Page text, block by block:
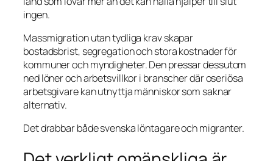
ingen.
Massmigration utan tydliga krav skapar
bostadsbrist, segregation och stora kostnader för
kommuner och myndigheter. Den pressar dessutom
ned löner och arbetsvillkor i branscher där oseriösa
arbetsgivare kan utnyttja människor som saknar
alternativ.
Det drabbar både svenska löntagare och migranter.